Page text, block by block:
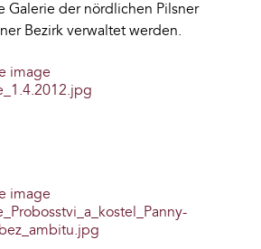
Galerie der nördlichen Pilsner
Bezirk verwaltet werden.